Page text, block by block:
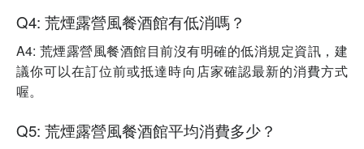
Q4: 荒煙露營風餐酒館有低消嗎？
A4: 荒煙露營風餐酒館目前沒有明確的低消規定資訊，建
議你可以在訂位前或抵達時向店家確認最新的消費方式
喔。
Q5: 荒煙露營風餐酒館平均消費多少？